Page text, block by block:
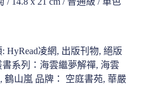
: HyRead凌網, 出版刊物, 絕版
書系列：海雲繼夢解禪, 海雲
, 鶴山嵐 品牌： 空庭書苑, 華嚴